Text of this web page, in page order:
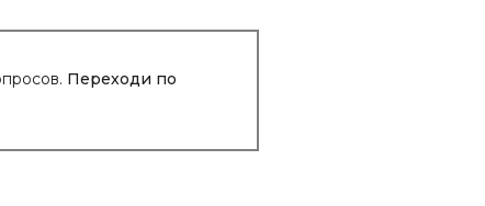
Переходи по